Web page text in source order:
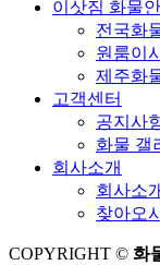
이삿짐 화물
전국화
원룸이
제주화
고객센터
공지사
화물 갤
회사소개
회사소
찾아오
COPYRIGHT © 화